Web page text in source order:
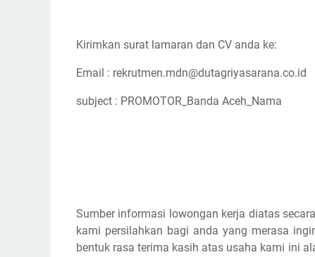
Kirimkan surat lamaran dan CV anda ke:
Email : rekrutmen.mdn@dutagriyasarana.co.id
subject : PROMOTOR _Banda Aceh_Nama
Sumber informasi lowongan kerja diatas
kami persilahkan bagi anda yang merasa
bentuk rasa terima kasih atas usaha kami ini